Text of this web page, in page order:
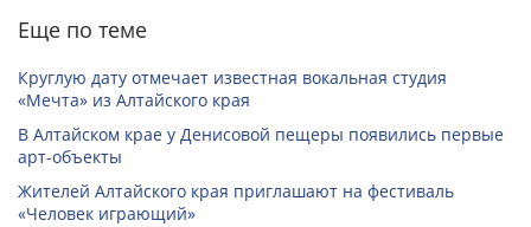
Еще по теме
Круглую дату отмечает известная вокальная студия
«Мечта» из Алтайского края
В Алтайском крае у Денисовой пещеры появились первые
арт-объекты
Жителей Алтайского края приглашают на фестиваль
«Человек играющий»